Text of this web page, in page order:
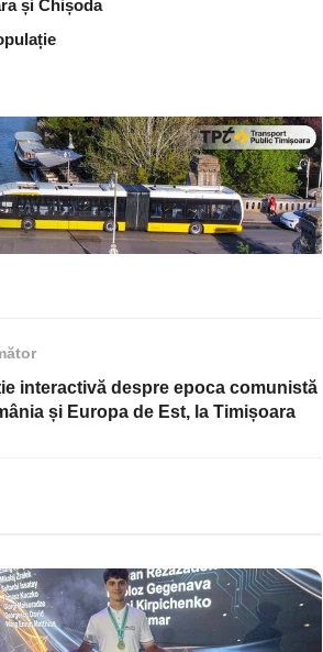
și Chișoda
interactivă despre epoca comunistă
și Europa de Est, la Timișoara